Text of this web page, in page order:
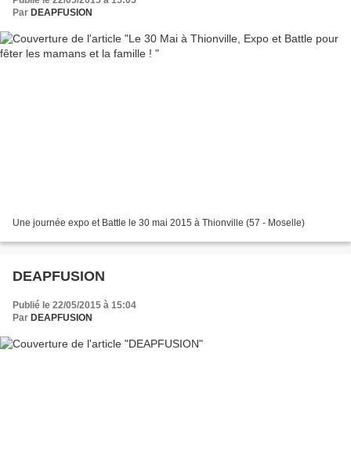
Par DEAPFUSION
Une journée expo et Battle le 30 mai 2015 à Thionville (57 - Moselle)
DEAPFUSION
Publié le 22/05/2015 à 15:04
Par DEAPFUSION